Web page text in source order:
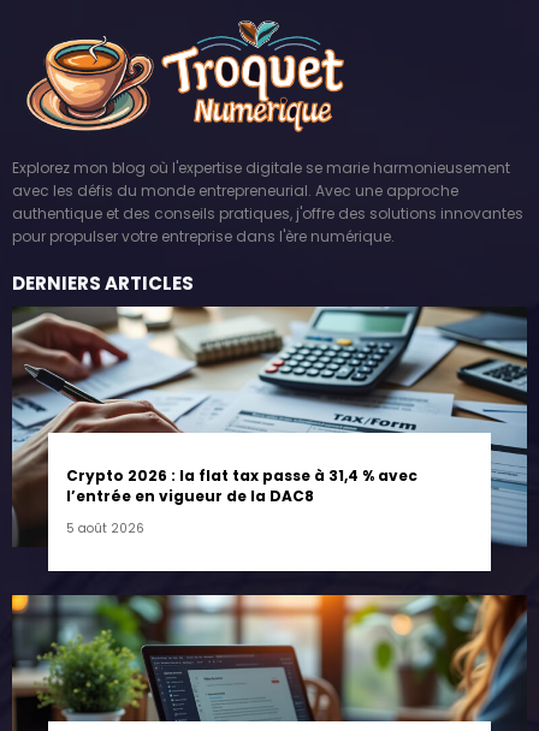
Explorez mon blog où l'expertise digitale se marie harmonieusement
avec les défis du monde entrepreneurial. Avec une approche
authentique et des conseils pratiques, j'offre des solutions innovantes
pour propulser votre entreprise dans l'ère numérique.
DERNIERS ARTICLES
Crypto 2026 : la flat tax passe à 31,4 % avec
l’entrée en vigueur de la DAC8
5 août 2026